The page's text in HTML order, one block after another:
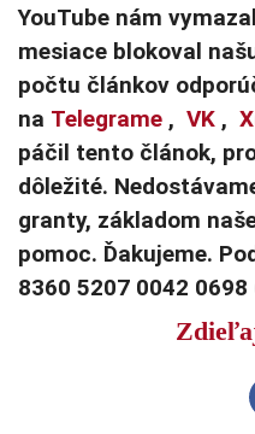
YouTube nám
mesiace blokoval
počtu článkov
na Telegrame , VK ,
páčil tento článok,
dôležité.
granty, základom
pomoc. Ďakujeme.
8360 5207 0042 0698